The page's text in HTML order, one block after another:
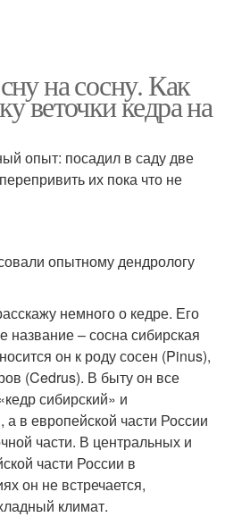
на сосну. Как
веточки кедра на
опыт: посадил в саду две
их пока что не
опытному дендрологу
немного о кедре. Его
название – сосна сибирская
он к роду сосен (Pinus),
(Cedrus). В быту он все
сибирский» и
в европейской части России
части. В центральных и
части России в
он не встречается,
климат.